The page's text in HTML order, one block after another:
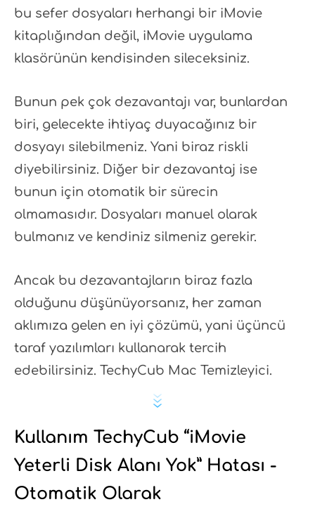
bu sefer dosyaları herhangi bir iMovie
kitaplığından değil, iMovie uygulama
klasörünün kendisinden sileceksiniz.
Bunun pek çok dezavantajı var, bunlardan
biri, gelecekte ihtiyaç duyacağınız bir
dosyayı silebilmeniz. Yani biraz riskli
diyebilirsiniz. Diğer bir dezavantaj ise
bunun için otomatik bir sürecin
olmamasıdır. Dosyaları manuel olarak
bulmanız ve kendiniz silmeniz gerekir.
Ancak bu dezavantajların biraz fazla
olduğunu düşünüyorsanız, her zaman
aklımıza gelen en iyi çözümü, yani üçüncü
taraf yazılımları kullanarak tercih
edebilirsiniz. TechyCub Mac Temizleyici.
Kullanım TechyCub “iMovie
Yeterli Disk Alanı Yok” Hatası -
Otomatik Olarak